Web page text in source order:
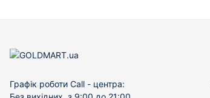
Графік роботи Call - центра: